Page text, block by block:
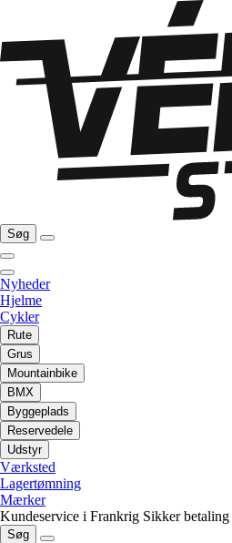
Søg
Nyheder
Hjelme
Cykler
Rute
Grus
Mountainbike
BMX
Byggeplads
Reservedele
Udstyr
Værksted
Lagertømning
Mærker
Kundeservice i Frankrig Sikker betaling
Søg